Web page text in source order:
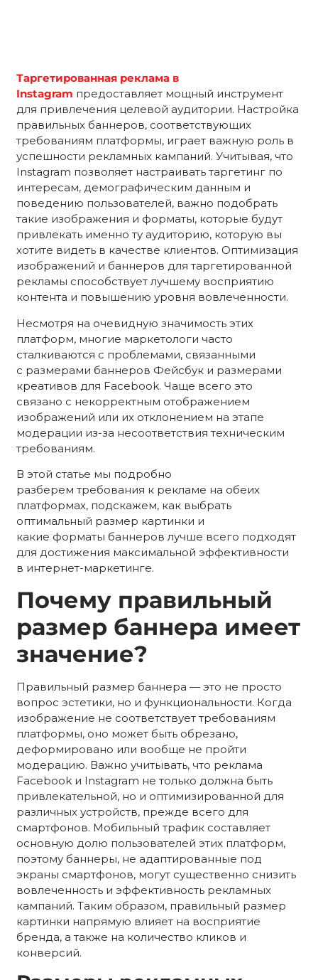
Таргетированная реклама в
Instagram предоставляет мощный инструмент
для привлечения целевой аудитории. Настройка
правильных баннеров, соответствующих
требованиям платформы, играет важную роль в
успешности рекламных кампаний. Учитывая, что
Instagram позволяет настраивать таргетинг по
интересам, демографическим данным и
поведению пользователей, важно подобрать
такие изображения и форматы, которые будут
привлекать именно ту аудиторию, которую вы
хотите видеть в качестве клиентов. Оптимизация
изображений и баннеров для таргетированной
рекламы способствует лучшему восприятию
контента и повышению уровня вовлеченности.
Несмотря на очевидную значимость этих
платформ, многие маркетологи часто
сталкиваются с проблемами, связанными
с размерами баннеров Фейсбук и размерами
креативов для Facebook. Чаще всего это
связано с некорректным отображением
изображений или их отклонением на этапе
модерации из-за несоответствия техническим
требованиям.
В этой статье мы подробно
разберем требования к рекламе на обеих
платформах, подскажем, как выбрать
оптимальный размер картинки и
какие форматы баннеров лучше всего подходят
для достижения максимальной эффективности
в интернет-маркетинге.
Почему правильный
размер баннера имеет
значение?
Правильный размер баннера — это не просто
вопрос эстетики, но и функциональности. Когда
изображение не соответствует требованиям
платформы, оно может быть обрезано,
деформировано или вообще не пройти
модерацию. Важно учитывать, что реклама
Facebook и Instagram не только должна быть
привлекательной, но и оптимизированной для
различных устройств, прежде всего для
смартфонов. Мобильный трафик составляет
основную долю пользователей этих платформ,
поэтому баннеры, не адаптированные под
экраны смартфонов, могут существенно снизить
вовлеченность и эффективность рекламных
кампаний. Таким образом, правильный размер
картинки напрямую влияет на восприятие
бренда, а также на количество кликов и
конверсий.